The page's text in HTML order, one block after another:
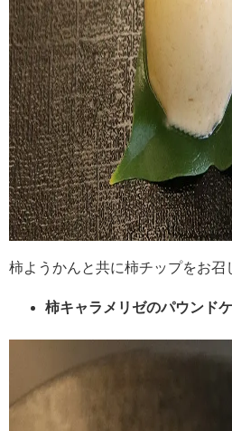
柿ようかんと共に柿チップをお召
柿キャラメリゼのパウンド